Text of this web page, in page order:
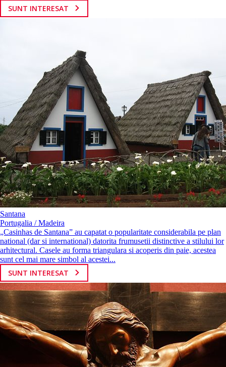
SUNT INTERESAT
Santana
Portugalia / Madeira
„Casinhas de Santana” au capatat o popularitate considerabila pe plan
national (dar si international) datorita frumusetii distinctive a stilului lor
arhitectural. Casele au forma triangulara si acoperis din paie, acestea
sunt cel mai mare simbol al acestei...
SUNT INTERESAT